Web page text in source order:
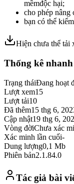
mềmđộc hại;
cho phép nâng
bạn có thể
Hiện chưa thể tải
Thống kê nhanh
Trạng tháiĐang hoạt
Lượt xem15
Lượt tải10
Đã thêm15 thg 6,
Cập nhật19 thg 6,
Vòng đờiChưa xác
Xác minh lần cuối-
Dung lượng0,1 Mb
Phiên bản2.1.84.0
Tác giả bài